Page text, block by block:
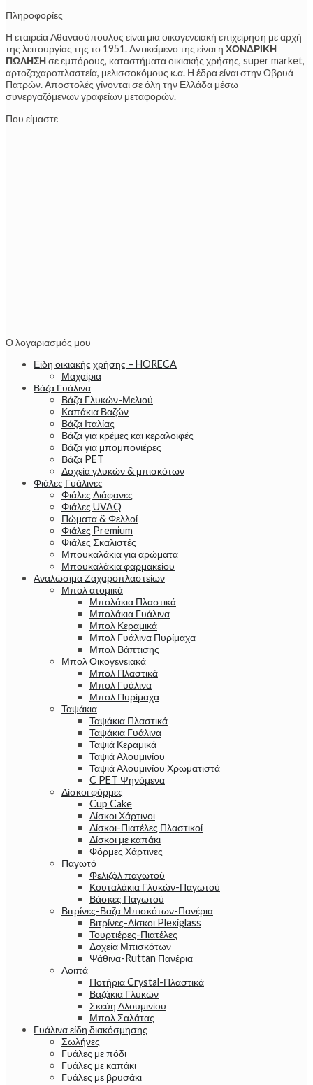
Πληροφορίες
Η εταιρεία Αθανασόπουλος είναι μια οικογενειακή επιχείρηση με αρχή
της λειτουργίας της το 1951. Αντικείμενο της είναι η ΧΟΝΔΡΙΚΗ
ΠΩΛΗΣΗσε εμπόρους, καταστήματα οικιακής χρήσης, super market,
αρτοζαχαροπλαστεία, μελισσοκόμους κ.α. Η έδρα είναι στην Οβρυά
Πατρών. Αποστολές γίνονται σε όλη την Ελλάδα μέσω
συνεργαζόμενων γραφείων μεταφορών.
Που είμαστε
Ο λογαριασμός μου
Είδη οικιακής χρήσης – HORECA
Μαχαίρια
Βάζα Γυάλινα
Βάζα Γλυκών-Μελιού
Καπάκια Βαζών
Βάζα Ιταλίας
Βάζα για κρέμες και κεραλοιφές
Βάζα για μπομπονιέρες
Βάζα PET
Δοχεία γλυκών & μπισκότων
Φιάλες Γυάλινες
Φιάλες Διάφανες
Φιάλες UVAQ
Πώματα & Φελλοί
Φιάλες Premium
Φιάλες Σκαλιστές
Μπουκαλάκια για αρώματα
Μπουκαλάκια φαρμακείου
Αναλώσιμα Ζαχαροπλαστείων
Μπολ ατομικά
Μπολάκια Πλαστικά
Μπολάκια Γυάλινα
Μπολ Κεραμικά
Μπολ Γυάλινα Πυρίμαχα
Μπολ Βάπτισης
Μπολ Οικογενειακά
Μπολ Πλαστικά
Μπολ Γυάλινα
Μπολ Πυρίμαχα
Ταψάκια
Ταψάκια Πλαστικά
Ταψάκια Γυάλινα
Ταψιά Κεραμικά
Ταψιά Αλουμινίου
Ταψιά Αλουμινίου Χρωματιστά
C PET Ψηνόμενα
Δίσκοι φόρμες
Cup Cake
Δίσκοι Χάρτινοι
Δίσκοι-Πιατέλες Πλαστικοί
Δίσκοι με καπάκι
Φόρμες Χάρτινες
Παγωτό
Φελιζόλ παγωτού
Κουταλάκια Γλυκών-Παγωτού
Βάσκες Παγωτού
Βιτρίνες-Βαζα Μπισκότων-Πανέρια
Βιτρίνες-Δίσκοι Plexiglass
Τουρτιέρες-Πιατέλες
Δοχεία Μπισκότων
Ψάθινα-Ruttan Πανέρια
Λοιπά
Ποτήρια Crystal-Πλαστικά
Βαζάκια Γλυκών
Σκεύη Αλουμινίου
Μπολ Σαλάτας
Γυάλινα είδη διακόσμησης
Σωλήνες
Γυάλες με πόδι
Γυάλες με καπάκι
Γυάλες με βρυσάκι